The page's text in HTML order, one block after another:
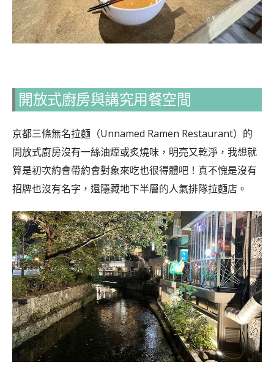
開放式廚房與講究用餐空間
京都三條無名拉麵（Unnamed Ramen Restaurant）的
開放式廚房沒有一絲油煙或炙燒味，明亮又乾淨，我想就
算是初次約會帶約會對象來吃也很得體吧！真不愧是沒有
招牌也沒有名字，還隱藏地下半層的人氣排隊拉麵店。